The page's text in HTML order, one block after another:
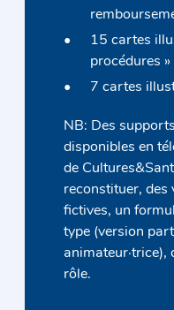
15 cartes
procédures »
7 cartes
NB: Des
disponibles en
de
reconstituer, des
fictives, un
type (version
animateur·trice),
rôle.